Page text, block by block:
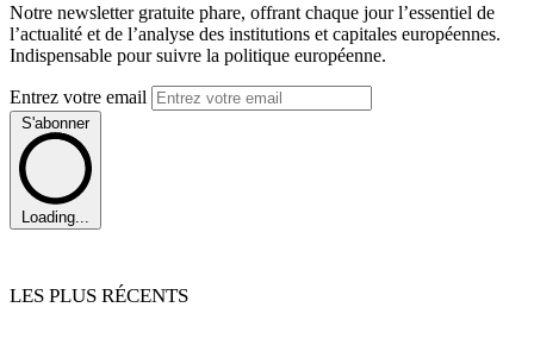
Notre newsletter gratuite phare, offrant chaque jour l’essentiel de
l’actualité et de l’analyse des institutions et capitales européennes.
Indispensable pour suivre la politique européenne.
Entrez votre email
S'abonner
Loading...
LES PLUS RÉCENTS